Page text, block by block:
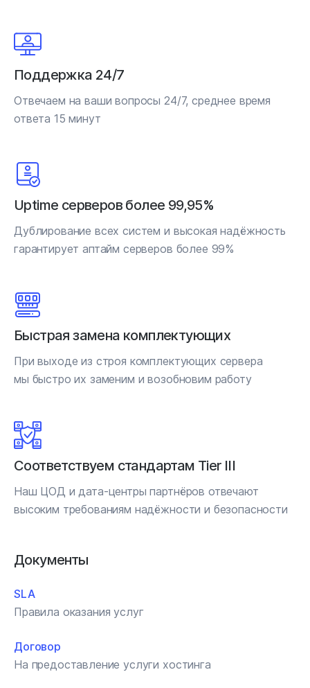
Поддержка 24/7
Отвечаем на ваши вопросы 24/7, среднее время
ответа 15 минут
Uptime серверов более 99,95%
Дублирование всех систем и высокая надёжность
гарантирует аптайм серверов более 99%
Быстрая замена комплектующих
При выходе из строя комплектующих сервера
мы быстро их заменим и возобновим работу
Соответствуем стандартам Tier III
Наш ЦОД и дата-центры партнёров отвечают
высоким требованиям надёжности и безопасности
Документы
SLA
Правила оказания услуг
Договор
На предоставление услуги хостинга